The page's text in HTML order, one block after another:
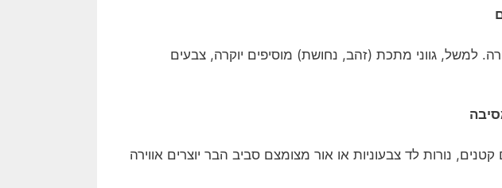
למשל, גווני מתכת (זהב, נחושת) מוסיפים יוקרה, צבעים
נורות לד צבעוניות או אור מצומצם סביב הבר יוצרים אווירה